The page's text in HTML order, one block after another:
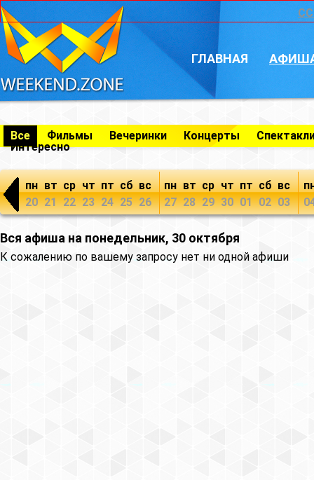
ГЛАВНАЯ
Все Фильмы Вечеринки Концерты
Интересно
пн
20
вт
21
ср
22
чт
23
пт
24
сб
25
вс
26
пн
27
вт
28
ср
29
чт
30
пт
01
сб
02
вс
03
Вся афиша на понедельник, 30 октября
К сожалению по вашему запросу нет ни одной афиши